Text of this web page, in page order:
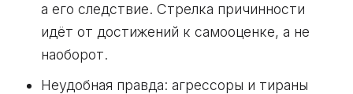
а его следствие. Стрелка причинности
идёт от достижений к самооценке, а не
наоборот.
Неудобная правда: агрессоры и тираны